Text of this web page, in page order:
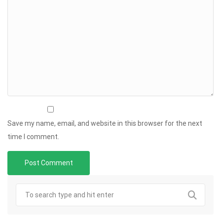
Save my name, email, and website in this browser for the next
time I comment.